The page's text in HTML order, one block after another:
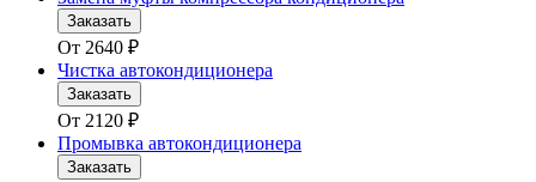
Заказать
От 2640 ₽
Чистка автокондиционера
Заказать
От 2120 ₽
Промывка автокондиционера
Заказать